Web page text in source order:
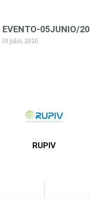
RUPIV
EVENTO-05JUNIO/20
15 julio, 2020